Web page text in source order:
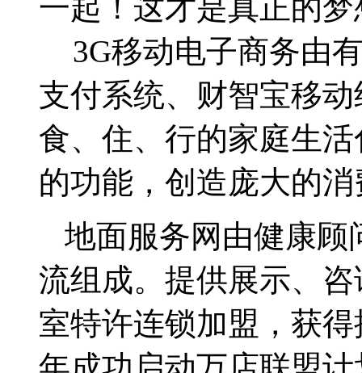
一起！这才是真正的
3G移动电子商务由
支付系统、财智宝移
食、住、行的家庭生
的功能，创造庞大的
地面服务网由健康顾
流组成。提供展示、
室特许连锁加盟，获